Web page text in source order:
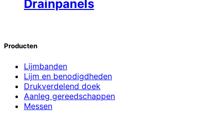
Drainpanels
Producten
Lijmbanden
Lijm en benodigdheden
Drukverdelend doek
Aanleg gereedschappen
Messen